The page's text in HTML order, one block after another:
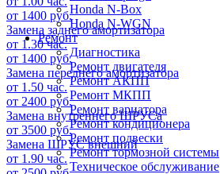
Honda N-Box
Honda N-WGN
Ремонт
Диагностика
Ремонт двигателя
Ремонт АКПП
Ремонт МКПП
Ремонт вариатора
Ремонт кондиционера
Ремонт подвески
Ремонт тормозной системы
Техническое обслуживание
от 1400 руб.
Замена заднего амортизатора
от 1.30 час.
от 1400 руб.
Замена переднего амортизатора
от 1.50 час.
от 2400 руб.
Замена внутреннего ШРУСа
от 3500 руб.
Замена ШРУС внешний
от 1.90 час.